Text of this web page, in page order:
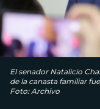
El senador Natalicio
de la canasta familiar
Foto: Archivo